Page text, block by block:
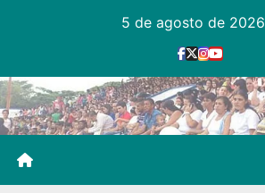
5 de agosto de 2026